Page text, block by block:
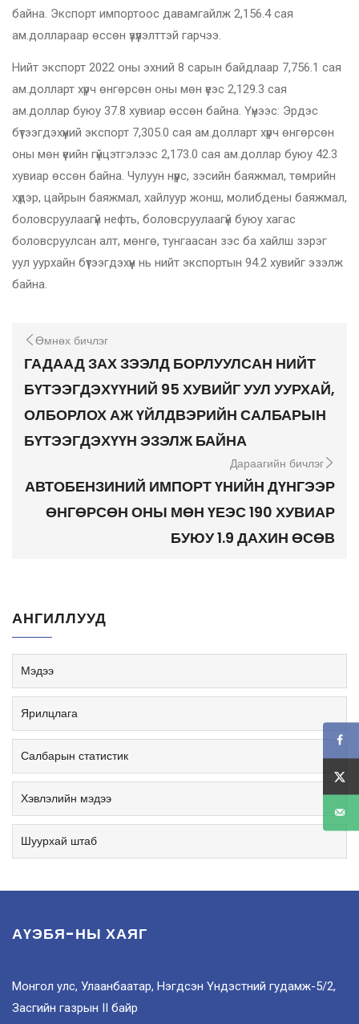
байна. Экспорт импортоос давамгайлж 2,156.4 сая
ам.доллараар өссөн үзүүлэлттэй гарчээ.
Нийт экспорт 2022 оны эхний 8 сарын байдлаар 7,756.1 сая
ам.долларт хүрч өнгөрсөн оны мөн үеэс 2,129.3 сая
ам.доллар буюу 37.8 хувиар өссөн байна. Үүнээс: Эрдэс
бүтээгдэхүүний экспорт 7,305.0 сая ам.долларт хүрч өнгөрсөн
оны мөн үеийн гүйцэтгэлээс 2,173.0 сая ам.доллар буюу 42.3
хувиар өссөн байна. Чулуун нүүрс, зэсийн баяжмал, төмрийн
хүдэр, цайрын баяжмал, хайлуур жонш, молибдены баяжмал,
боловсруулаагүй нефть, боловсруулаагүй буюу хагас
боловсруулсан алт, мөнгө, тунгаасан зэс ба хайлш зэрэг
уул уурхайн бүтээгдэхүүн нь нийт экспортын 94.2 хувийг эзэлж
байна.
Өмнөх бичлэг
ГАДААД ЗАХ ЗЭЭЛД БОРЛУУЛСАН НИЙТ
БҮТЭЭГДЭХҮҮНИЙ 95 ХУВИЙГ УУЛ УУРХАЙ,
ОЛБОРЛОХ АЖ ҮЙЛДВЭРИЙН САЛБАРЫН
БҮТЭЭГДЭХҮҮН ЭЗЭЛЖ БАЙНА
Дараагийн бичлэг
АВТОБЕНЗИНИЙ ИМПОРТ ҮНИЙН ДҮНГЭЭР
ӨНГӨРСӨН ОНЫ МӨН ҮЕЭС 190 ХУВИАР
БУЮУ 1.9 ДАХИН ӨСӨВ
АНГИЛЛУУД
Мэдээ
Ярилцлага
Салбарын статистик
Хэвлэлийн мэдээ
Шуурхай штаб
АҮЭБЯ-НЫ ХАЯГ
Монгол улс, Улаанбаатар, Нэгдсэн Үндэстний гудамж-5/2,
Засгийн газрын II байр